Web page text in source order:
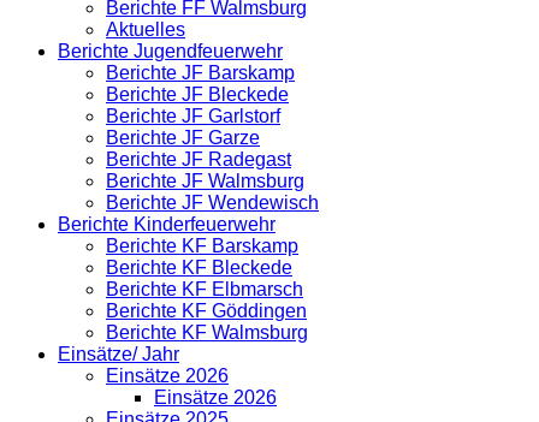
Berichte FF Walmsburg
Aktuelles
Berichte Jugendfeuerwehr
Berichte JF Barskamp
Berichte JF Bleckede
Berichte JF Garlstorf
Berichte JF Garze
Berichte JF Radegast
Berichte JF Walmsburg
Berichte JF Wendewisch
Berichte Kinderfeuerwehr
Berichte KF Barskamp
Berichte KF Bleckede
Berichte KF Elbmarsch
Berichte KF Göddingen
Berichte KF Walmsburg
Einsätze/ Jahr
Einsätze 2026
Einsätze 2026